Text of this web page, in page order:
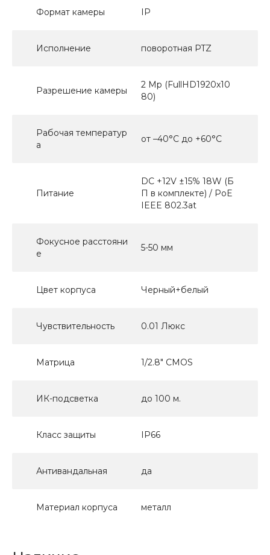
Формат камеры IP
Исполнение поворотная PTZ
Разрешение камеры
2 Mp (FullHD1920x10
80)
Рабочая температур
а
от –40°C до +60°C
Питание
DC +12V ±15% 18W (Б
П в комплекте) / PoE
IEEE 802.3at
Фокусное расстояни
е
5-50 мм
Цвет корпуса Черный+белый
Чувствительность 0.01 Люкс
Матрица 1/2.8" CMOS
ИК-подсветка до 100 м.
Класс защиты IP66
Антивандальная да
Материал корпуса металл